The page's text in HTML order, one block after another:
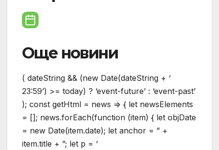
Още новини
( dateString && (new Date(dateString + ‘
23:59’) >= today) ? ‘event-future’ : ‘event-past’
); const getHtml = news => { let newsElements
= []; news.forEach(function (item) { let objDate
= new Date(item.date); let anchor = ” +
item.title + ”; let p = ‘